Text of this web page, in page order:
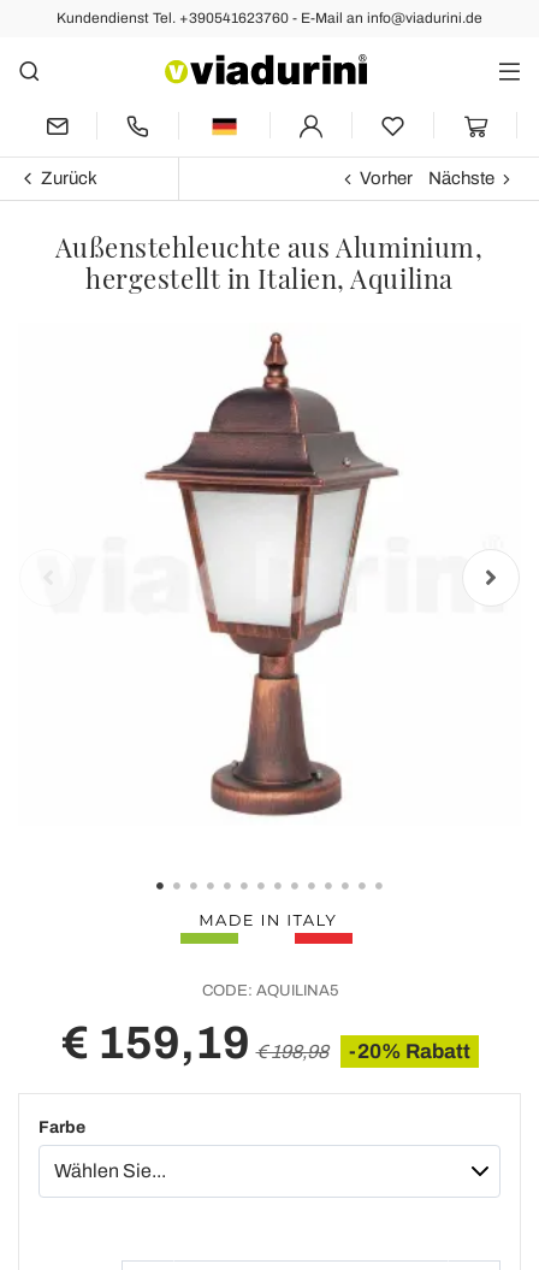
Kundendienst Tel. +390541623760 - E-Mail an info@viadurini.de
Zurück Vorher Nächste
Außenstehleuchte aus Aluminium,
hergestellt in Italien, Aquilina
CODE: AQUILINA5
€ 159,19 € 198,98 -20% Rabatt
Farbe